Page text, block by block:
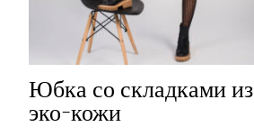
Юбка со складками из
эко-кожи